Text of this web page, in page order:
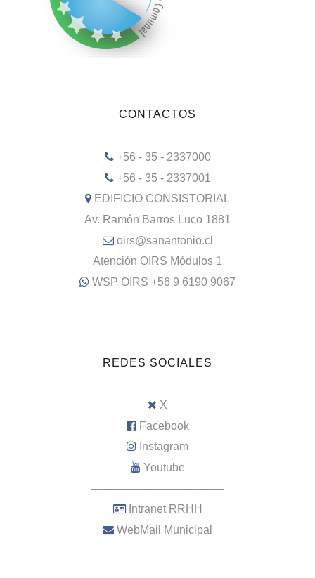
CONTACTOS
+56 - 35 - 2337000
+56 - 35 - 2337001
EDIFICIO CONSISTORIAL
Av. Ramón Barros Luco 1881
oirs@sanantonio.cl
Atención OIRS Módulos 1
WSP OIRS +56 9 6190 9067
REDES SOCIALES
X
Facebook
Instagram
Youtube
–––––––––––––––––––––
Intranet RRHH
WebMail Municipal